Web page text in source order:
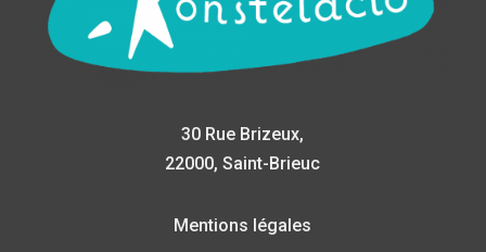
30 Rue Brizeux,
22000, Saint-Brieuc
Mentions légales